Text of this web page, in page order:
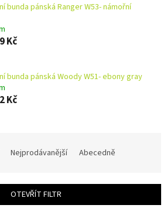
bunda pánská Ranger W53- námořní
Kč
bunda pánská Woody W51- ebony gray
Kč
Nejprodávanější Abecedně
OTEVŘÍT FILTR